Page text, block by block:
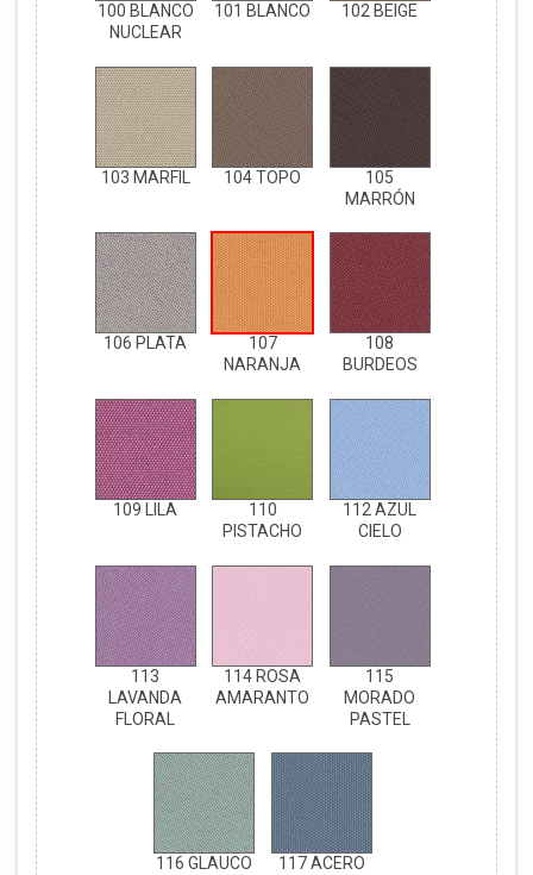
100 BLANCO
NUCLEAR
101 BLANCO 102 BEIGE
103 MARFIL 104 TOPO
105
MARRÓN
106 PLATA
107
NARANJA
108
BURDEOS
109 LILA
110
PISTACHO
112 AZUL
CIELO
113
LAVANDA
FLORAL
114 ROSA
AMARANTO
115
MORADO
PASTEL
116 GLAUCO 117 ACERO